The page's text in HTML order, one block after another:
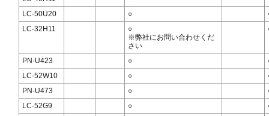
LC-50U20
○
LC-32H11
○
※弊社にお問い合わせくだ
さい
PN-U423 ○
LC-52W10
○
PN-U473
○
LC-52G9
○